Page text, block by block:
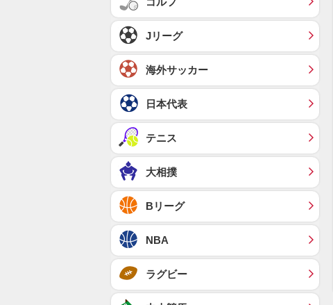
Jリーグ
海外サッカー
日本代表
テニス
大相撲
Bリーグ
NBA
ラグビー